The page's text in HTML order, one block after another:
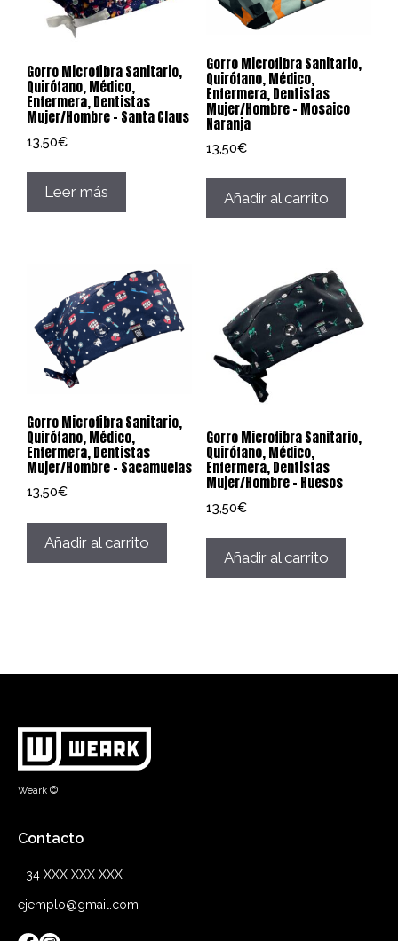
Gorro Microfibra Sanitario,
Quirófano, Médico,
Enfermera, Dentistas
Mujer/Hombre – Santa Claus
13,50€
Leer más
Gorro Microfibra Sanitario,
Quirófano, Médico,
Enfermera, Dentistas
Mujer/Hombre – Mosaico
Naranja
13,50€
Añadir al carrito
Gorro Microfibra Sanitario,
Quirófano, Médico,
Enfermera, Dentistas
Mujer/Hombre – Sacamuelas
13,50€
Añadir al carrito
Gorro Microfibra Sanitario,
Quirófano, Médico,
Enfermera, Dentistas
Mujer/Hombre – Huesos
13,50€
Añadir al carrito
Weark ©
Contacto
+ 34 XXX XXX XXX
ejemplo@gmail.com